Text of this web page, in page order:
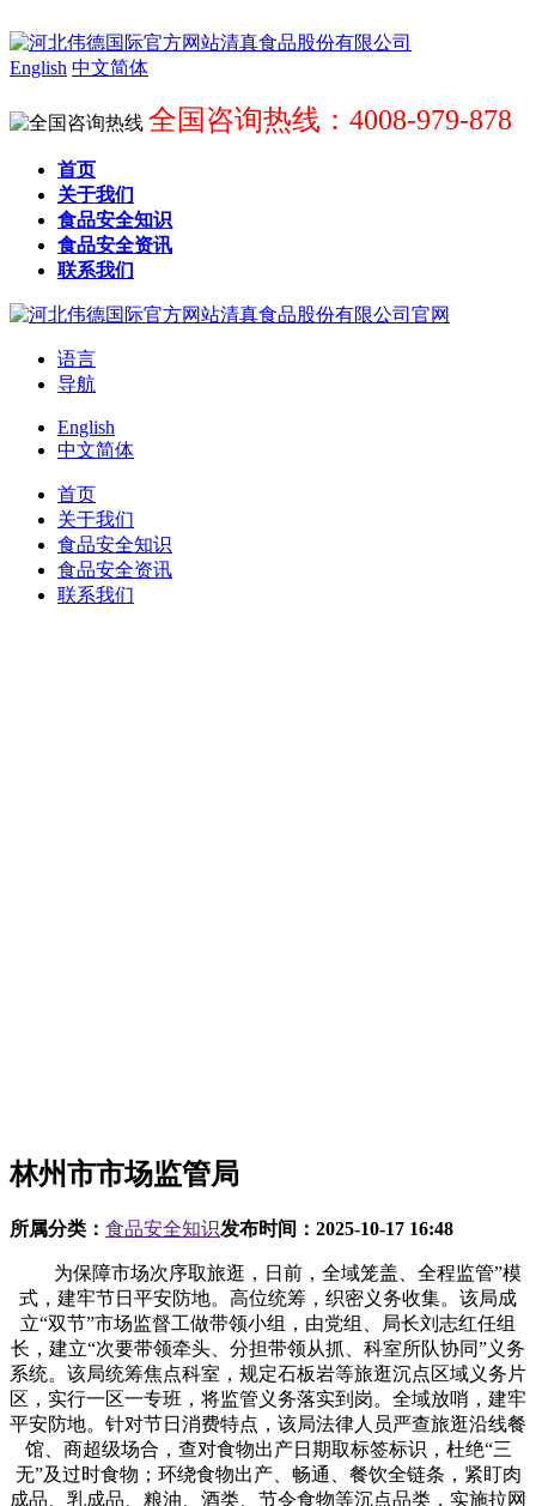
English 中文简体
全国咨询热线：4008-979-878
首页
关于我们
食品安全知识
食品安全资讯
联系我们
语言
导航
English
中文简体
首页
关于我们
食品安全知识
食品安全资讯
联系我们
林州市市场监管局
所属分类： 食品安全知识发布时间： 2025-10-17 16:48
为保障市场次序取旅逛，日前，全域笼盖、全程监管”模
式，建牢节日平安防地。高位统筹，织密义务收集。该局成
立“双节”市场监督工做带领小组，由党组、局长刘志红任组
长，建立“次要带领牵头、分担带领从抓、科室所队协同”义务
系统。该局统筹焦点科室，规定石板岩等旅逛沉点区域义务片
区，实行一区一专班，将监管义务落实到岗。全域放哨，建牢
平安防地。针对节日消费特点，该局法律人员严查旅逛沿线餐
馆、商超级场合，查对食物出产日期取标签标识，杜绝“三
无”及过时食物；环绕食物出产、畅通、餐饮全链条，紧盯肉
成品、乳成品、粮油、酒类、节令食物等沉点品类，实施拉网